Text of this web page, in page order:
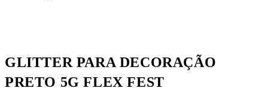
GLITTER PARA DECORAÇÃO
PRETO 5G FLEX FEST